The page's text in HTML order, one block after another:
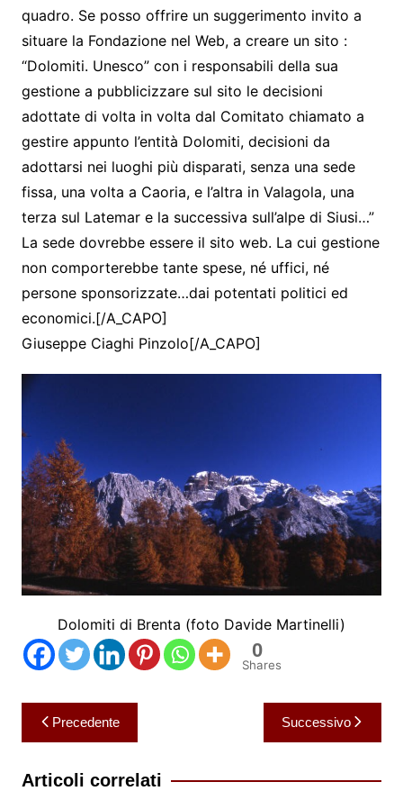
quadro. Se posso offrire un suggerimento invito a
situare la Fondazione nel Web, a creare un sito :
“Dolomiti. Unesco” con i responsabili della sua
gestione a pubblicizzare sul sito le decisioni
adottate di volta in volta dal Comitato chiamato a
gestire appunto l’entità Dolomiti, decisioni da
adottarsi nei luoghi più disparati, senza una sede
fissa, una volta a Caoria, e l’altra in Valagola, una
terza sul Latemar e la successiva sull’alpe di Siusi…”
La sede dovrebbe essere il sito web. La cui gestione
non comporterebbe tante spese, né uffici, né
persone sponsorizzate…dai potentati politici ed
economici.[/A_CAPO]
Giuseppe Ciaghi Pinzolo[/A_CAPO]
Dolomiti di Brenta (foto Davide Martinelli)
0
Shares
Navigazione
articoli
Precedente Successivo
Articoli correlati